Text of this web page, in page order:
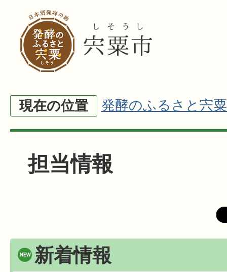
現在の位置 発酵のふるさと宍粟
担当情報
新着情報